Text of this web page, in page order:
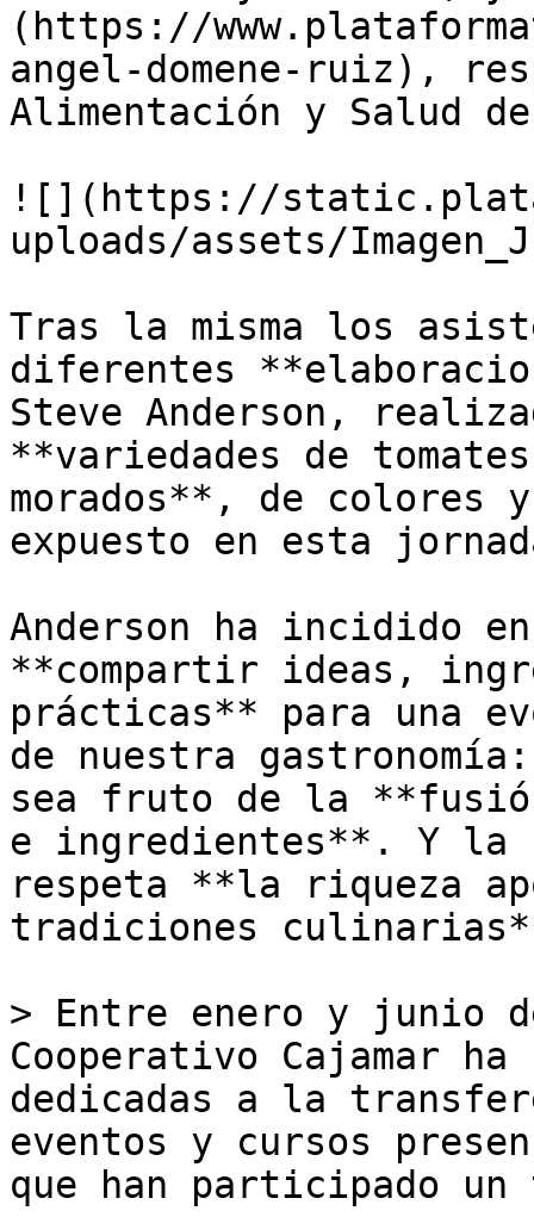
(https://
angel-domene-ruiz),
Alimentación y Salud
![](https://
uploads/assets/
Tras la misma los
diferentes
Steve Anderson,
**variedades de
morados**, de colores
expuesto en esta
Anderson ha incidido
**compartir ideas,
prácticas** para una
de nuestra
sea fruto de la
e ingredientes**. Y la
respeta **la riqueza
tradiciones
> Entre enero y junio
Cooperativo Cajamar
dedicadas a la
eventos y cursos
que han participado